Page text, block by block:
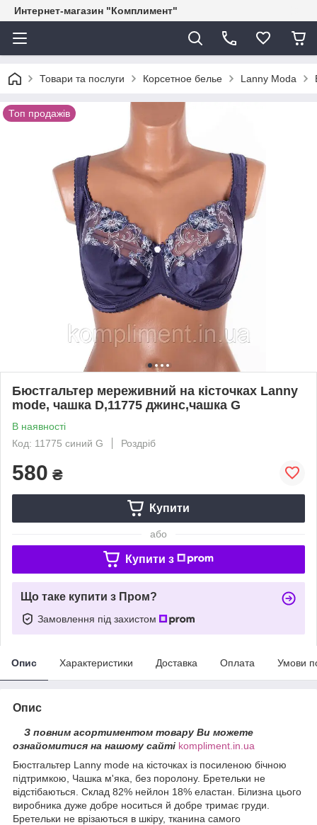
Интернет-магазин "Комплимент"
Товари та послуги Корсетное белье Lanny Moda
Топ продажів
Бюстгальтер мереживний на кісточках Lanny
mode, чашка D,11775 джинс,чашка G
В наявності
Код: 11775 синий G
Роздріб
580 ₴
Купити
або
Купити з
Що таке купити з Пром?
Замовлення під захистом
Опис Характеристики Доставка Оплата Умови
Опис
З повним асортиментом товару Ви можете
ознайомитися на нашому сайті kompliment.in.ua
Бюстгальтер Lanny mode на кісточках із посиленою бічною
підтримкою, Чашка м'яка, без поролону. Бретельки не
відстібаються. Склад 82% нейлон 18% еластан. Білизна цього
виробника дуже добре носиться й добре тримає груди.
Бретельки не врізаються в шкіру, тканина самого